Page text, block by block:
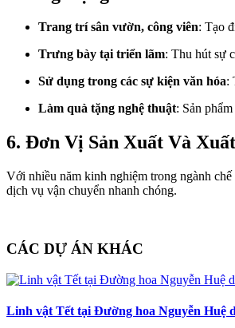
Trang trí sân vườn, công viên: Tạo
Trưng bày tại triển lãm: Thu hút sự
Sử dụng trong các sự kiện văn hóa:
Làm quà tặng nghệ thuật: Sản
6. Đơn Vị Sản Xuất Và
Với nhiều năm kinh nghiệm trong ngành
dịch vụ vận chuyển nhanh chóng.
CÁC DỰ ÁN KHÁC
Linh vật Tết tại Đường hoa Nguyễn Huệ